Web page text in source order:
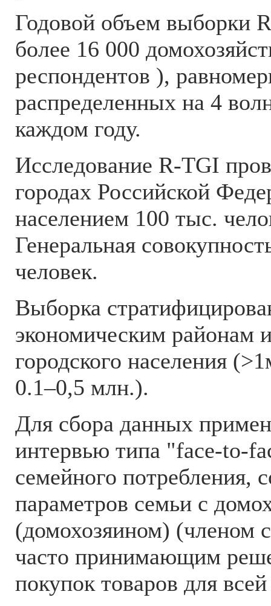
Годовой объем выборки
более 16 000
респондентов ),
распределенных на 4
каждом году.
Исследование R-TGI
городах Российской
населением 100 тыс.
Генеральная
человек.
Выборка
экономическим районам
городского населения
0.1–0,5 млн.).
Для сбора данных
интервью типа "face-to-
семейного потребления,
параметров семьи с
(домохозяином) (членом
часто принимающим
покупок товаров для